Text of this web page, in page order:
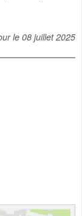
le 08 juillet 2025